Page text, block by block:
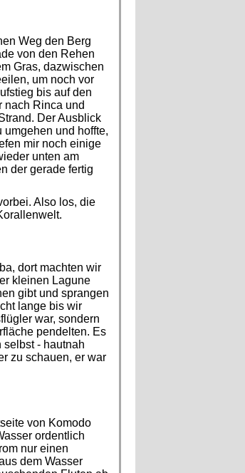
Weg den Berg
von den Rehen
Gras, dazwischen
um noch vor
bis auf den
nach Rinca und
Der Ausblick
und hoffte,
mir noch einige
unten am
der gerade fertig
Also los, die
dort machten wir
kleinen Lagune
gibt und sprangen
lange bis wir
war, sondern
pendelten. Es
- hautnah
zu schauen, er war
von Komodo
ordentlich
nur einen
dem Wasser